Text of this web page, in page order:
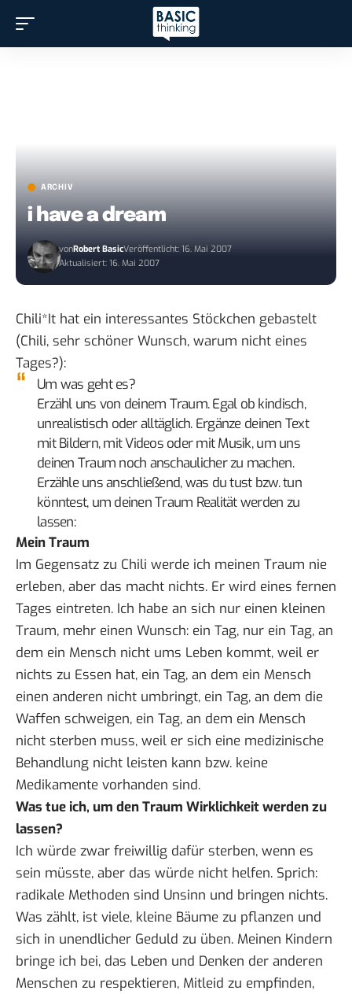
ARCHIV
i have a dream
vonRobert BasicVeröffentlicht: 16. Mai 2007
Aktualisiert: 16. Mai 2007
Chili*It hat ein interessantes Stöckchen gebastelt
(Chili, sehr schöner Wunsch, warum nicht eines
Tages?):
Um was geht es?
Erzähl uns von deinem Traum. Egal ob kindisch,
unrealistisch oder alltäglich. Ergänze deinen Text
mit Bildern, mit Videos oder mit Musik, um uns
deinen Traum noch anschaulicher zu machen.
Erzähle uns anschließend, was du tust bzw. tun
könntest, um deinen Traum Realität werden zu
lassen:
Mein Traum
Im Gegensatz zu Chili werde ich meinen Traum nie
erleben, aber das macht nichts. Er wird eines fernen
Tages eintreten. Ich habe an sich nur einen kleinen
Traum, mehr einen Wunsch: ein Tag, nur ein Tag, an
dem ein Mensch nicht ums Leben kommt, weil er
nichts zu Essen hat, ein Tag, an dem ein Mensch
einen anderen nicht umbringt, ein Tag, an dem die
Waffen schweigen, ein Tag, an dem ein Mensch
nicht sterben muss, weil er sich eine medizinische
Behandlung nicht leisten kann bzw. keine
Medikamente vorhanden sind.
Was tue ich, um den Traum Wirklichkeit werden zu
lassen?
Ich würde zwar freiwillig dafür sterben, wenn es
sein müsste, aber das würde nicht helfen. Sprich:
radikale Methoden sind Unsinn und bringen nichts.
Was zählt, ist viele, kleine Bäume zu pflanzen und
sich in unendlicher Geduld zu üben. Meinen Kindern
bringe ich bei, das Leben und Denken der anderen
Menschen zu respektieren, Mitleid zu empfinden,